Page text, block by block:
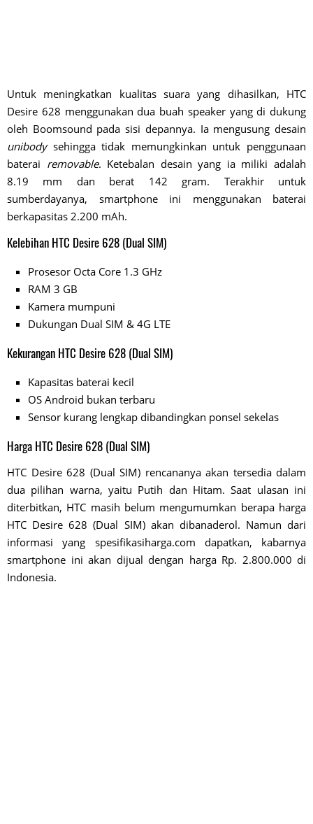
Untuk meningkatkan kualitas suara yang dihasilkan, HTC
Desire 628 menggunakan dua buah speaker yang di dukung
oleh Boomsound pada sisi depannya. Ia mengusung desain
unibodysehingga tidak memungkinkan untuk penggunaan
baterai removable. Ketebalan desain yang ia miliki adalah
8.19 mm dan berat 142 gram. Terakhir untuk
sumberdayanya, smartphone ini menggunakan baterai
berkapasitas 2.200 mAh.
Kelebihan HTC Desire 628 (Dual SIM)
Prosesor Octa Core 1.3 GHz
RAM 3 GB
Kamera mumpuni
Dukungan Dual SIM & 4G LTE
Kekurangan HTC Desire 628 (Dual SIM)
Kapasitas baterai kecil
OS Android bukan terbaru
Sensor kurang lengkap dibandingkan ponsel sekelas
Harga HTC Desire 628 (Dual SIM)
HTC Desire 628 (Dual SIM) rencananya akan tersedia dalam
dua pilihan warna, yaitu Putih dan Hitam. Saat ulasan ini
diterbitkan, HTC masih belum mengumumkan berapa harga
HTC Desire 628 (Dual SIM) akan dibanaderol. Namun dari
informasi yang spesifikasiharga.com dapatkan, kabarnya
smartphone ini akan dijual dengan harga Rp. 2.800.000 di
Indonesia.